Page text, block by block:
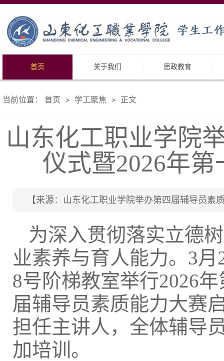
首页 关于我们 思政教育
当前位置： 首页 > 学工聚焦 > 正文
山东化工职业学院
仪式暨2026年
【来源：山东化工职业学院举办第四届辅导员素
为深入贯彻落实立德
业素养与育人能力。3
8号阶梯教室举行2026
届辅导员素质能力大赛
担任主讲人，全体辅导
加培训。